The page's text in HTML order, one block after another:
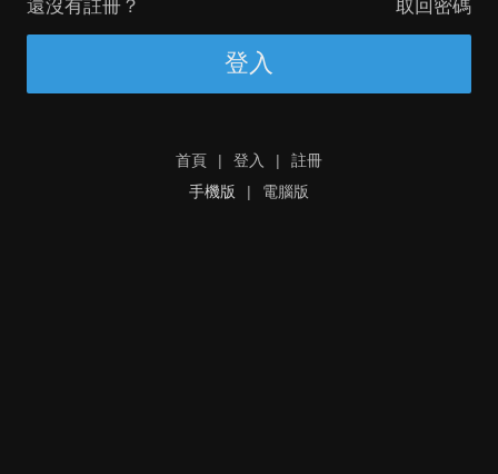
還沒有註冊？ 取回密碼
登入
首頁 | 登入 |
註冊
手機版
| 電腦版